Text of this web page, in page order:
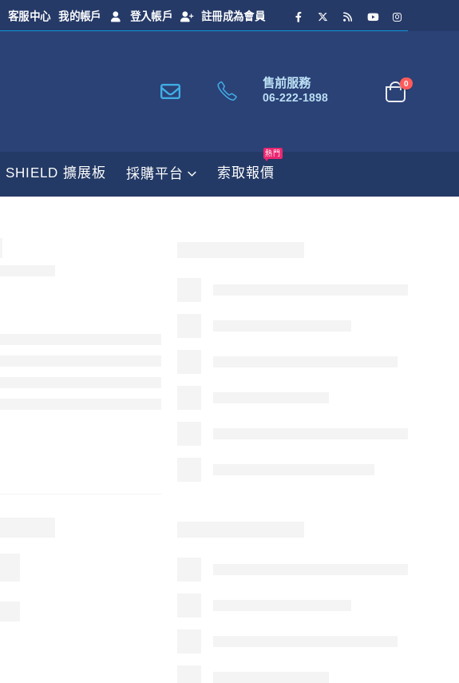
客服中心 我的帳戶 登入帳戶 註冊成為會員
售前服務
06-222-1898
0
SHIELD 擴展板 採購平台 索取報價
熱門